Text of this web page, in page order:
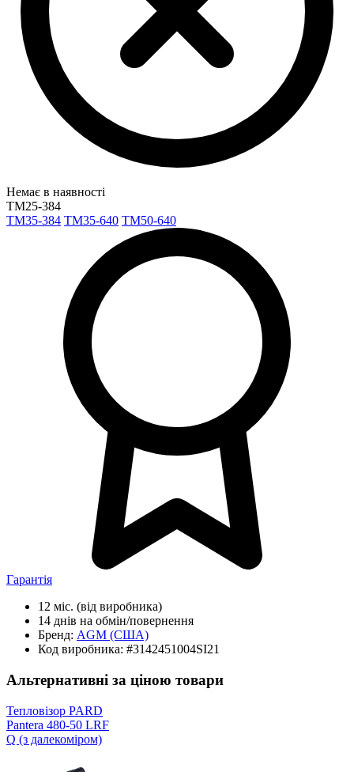
Немає в наявності
TM25-384
TM35-384 TM35-640 TM50-640
Гарантія
12 міс. (від виробника)
14 днів на обмін/повернення
Бренд: AGM (США)
Код виробника: #3142451004SI21
Альтернативні за ціною товари
Тепловізор PARD
Pantera 480-50 LRF
Q (з далекоміром)